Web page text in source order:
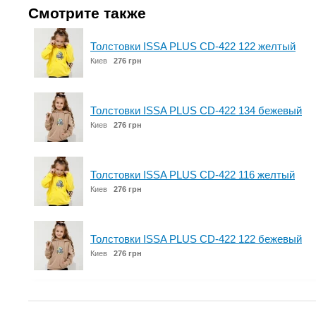
Смотрите также
Толстовки ISSA PLUS CD-422 122 желтый
Киев 276 грн
Толстовки ISSA PLUS CD-422 134 бежевый
Киев 276 грн
Толстовки ISSA PLUS CD-422 116 желтый
Киев 276 грн
Толстовки ISSA PLUS CD-422 122 бежевый
Киев 276 грн